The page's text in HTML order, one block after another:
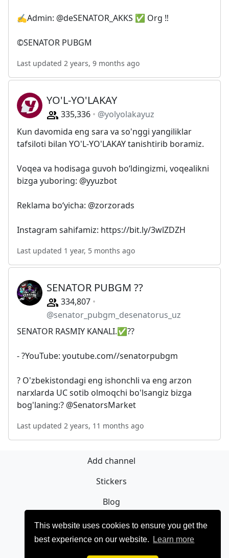
This website uses cookies to ensure you get the
best experience on our website.
Learn more
✍️Admin: @deSENATOR_AKKS ✅ Org ‼
©️SENATOR PUBGM
Last updated 2 years, 9 months ago
YO'L-YO'LAKAY
335,336
@yolyolakayuz
Kun davomida eng sara va so'nggi yangiliklar
tafsiloti bilan YO'L-YO'LAKAY tanishtirib boramiz.
Voqea va hodisaga guvoh bo‘ldingizmi, voqealikni
bizga yuboring: @yyuzbot
Reklama bo‘yicha: @zorzorads
Instagram sahifamiz: https://bit.ly/3wlZDZH
Last updated 1 year, 5 months ago
SENATOR PUBGM ??
334,807
@senator_pubgm_desenatorus_uz
SENATOR RASMIY KANALI.✅??
- ?YouTube: youtube.com//senatorpubgm
? O'zbekistondagi eng ishonchli va eng arzon
narxlarda UC sotib olmoqchi bo'lsangiz bizga
bog'laning:? @SenatorsMarket
Last updated 2 years, 11 months ago
Add channel
Stickers
Blog
Sign Up
Privacy policy